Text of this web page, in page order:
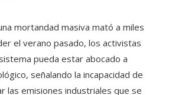
mortandad masiva mató a miles
el verano pasado, los activistas
pueda estar abocado a
señalando la incapacidad de
las emisiones industriales que se